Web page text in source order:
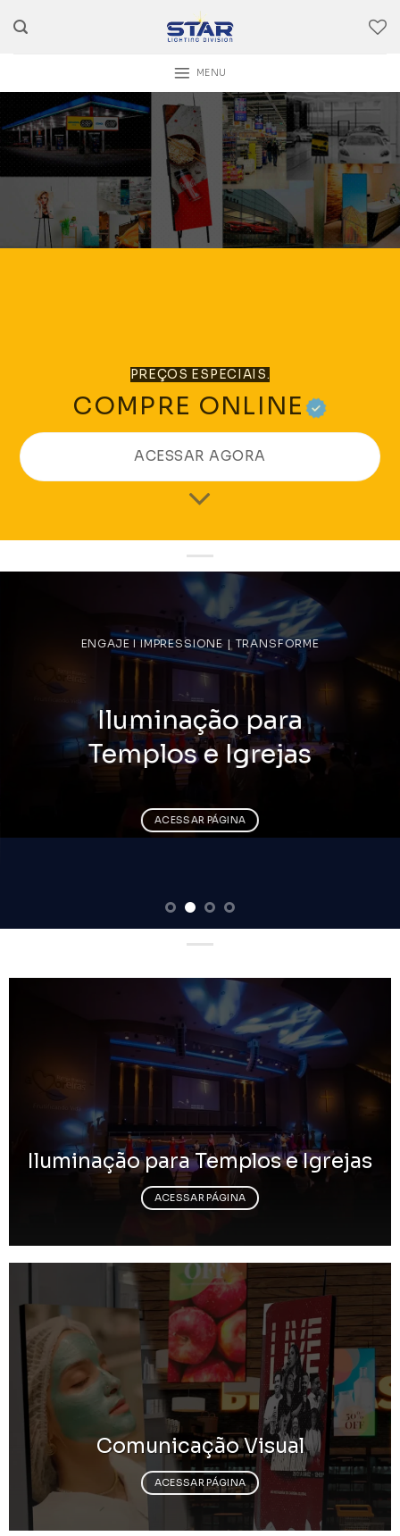
to
MENU
PREÇOS ESPECIAIS.
COMPRE ONLINE
ACESSAR AGORA
ENGAJE I IMPRESSIONE | TRANSFORME
Iluminação para
Templos e Igrejas
ACESSAR PÁGINA
Iluminação para Templos e Igrejas
ACESSAR PÁGINA
Comunicação Visual
ACESSAR PÁGINA